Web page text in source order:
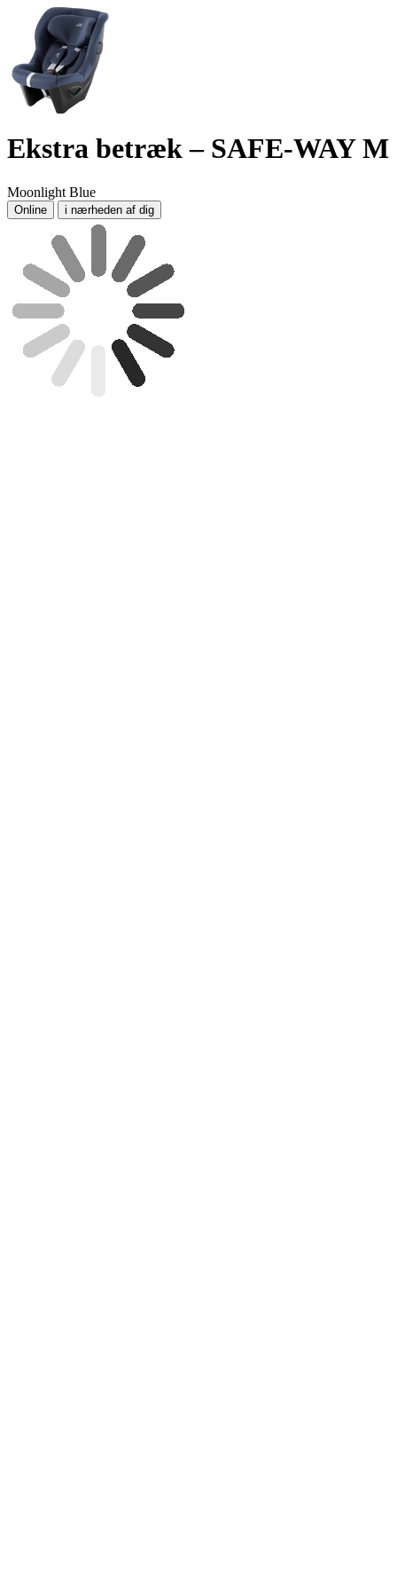
Ekstra betræk – SAFE-WAY M
Moonlight Blue
Online i nærheden af dig